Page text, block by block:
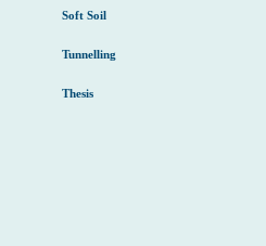
Soft Soil
Tunnelling
Thesis